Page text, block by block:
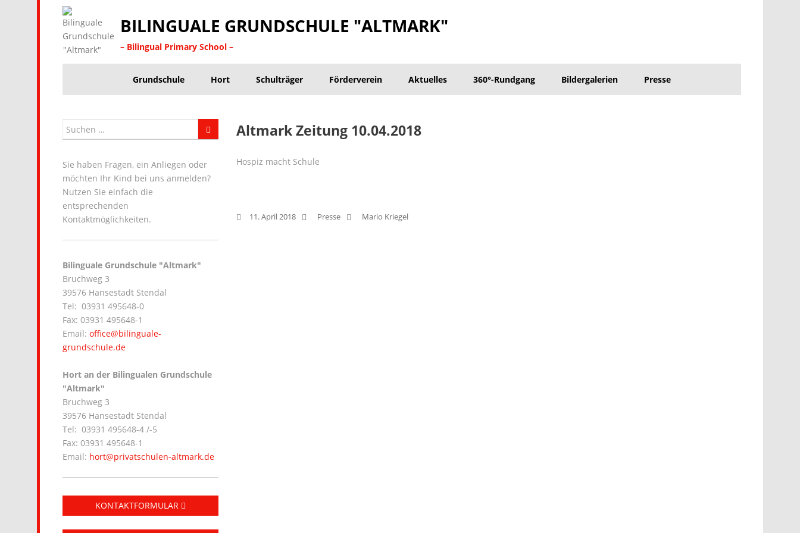
BILINGUALE GRUNDSCHULE "ALTMARK"
– Bilingual Primary School –
Grundschule Hort Schulträger Förderverein Aktuelles 360°-Rundgang Bildergalerien Presse
Sie haben Fragen, ein Anliegen oder
möchten Ihr Kind bei uns anmelden?
Nutzen Sie einfach die
entsprechenden
Kontaktmöglichkeiten.
Bilinguale Grundschule "Altmark"
Bruchweg 3
39576 Hansestadt Stendal
Tel: 03931 495648-0
Fax: 03931 495648-1
Email: office@bilinguale-
grundschule.de
Hort an der Bilingualen Grundschule
"Altmark"
Bruchweg 3
39576 Hansestadt Stendal
Tel: 03931 495648-4 /-5
Fax: 03931 495648-1
Email: hort@privatschulen-altmark.de
KONTAKTFORMULAR
Altmark Zeitung 10.04.2018
Hospiz macht Schule
11. April 2018 Presse Mario Kriegel